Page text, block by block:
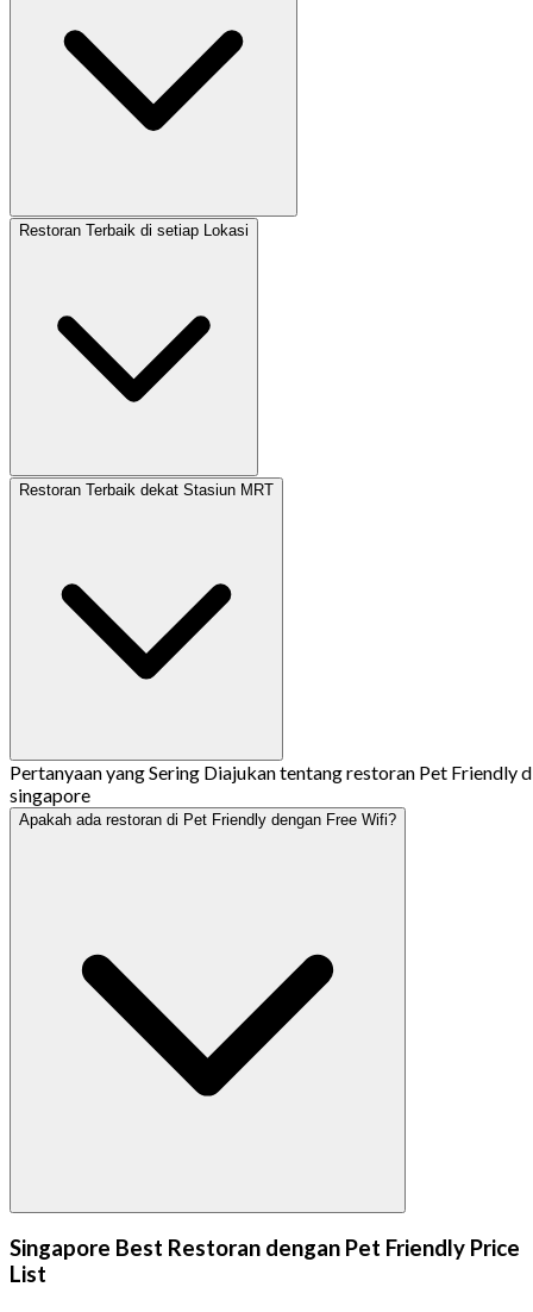
Restoran Terbaik di setiap Lokasi
Restoran Terbaik dekat Stasiun MRT
Pertanyaan yang Sering Diajukan tentang restoran Pet Friendly
singapore
Apakah ada restoran di Pet Friendly dengan Free Wifi?
Singapore Best Restoran dengan Pet Friendly Price
List